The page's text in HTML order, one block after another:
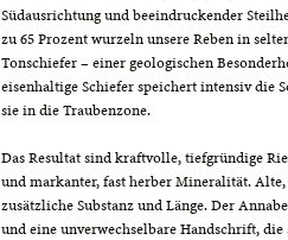
Südausrichtung und beeindruckender
zu 65 Prozent wurzeln unsere Reben in
Tonschiefer – einer geologischen
eisenhaltige Schiefer speichert intensiv die
sie in die Traubenzone.
Das Resultat sind kraftvolle, tiefgründige
und markanter, fast herber Mineralität.
zusätzliche Substanz und Länge. Der
und eine unverwechselbare Handschrift, die